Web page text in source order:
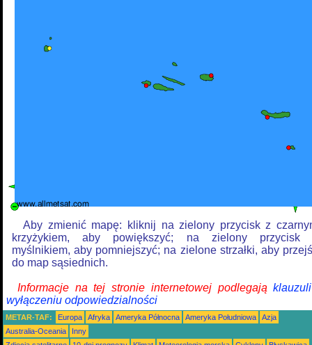
Aby zmienić mapę: kliknij na zielony przycisk z
krzyżykiem, aby powiększyć; na zielony przycisk
myślnikiem, aby pomniejszyć; na zielone strzałki, aby
do map sąsiednich.
Informacje na tej stronie internetowej podlegają
wyłączeniu odpowiedzialności
METAR-TAF: Europa Afryka Ameryka Północna Ameryka Południowa
Azja
Australia-Oceania
Inny